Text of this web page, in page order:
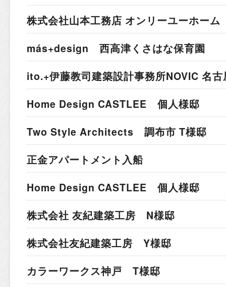
株式会社山本工務店 オンリーユーホー
más+design 西高津くさはな保育園
ito.+伊藤教司建築設計事務所NOVIC 名
Home Design CASTLEE 個人様邸
Two Style Architects 調布市 T様邸
正金アパートメント入船
Home Design CASTLEE 個人様邸
株式会社 友紀建築工房 N様邸
株式会社友紀建築工房 Y様邸
カラーワークス神戸 T様邸